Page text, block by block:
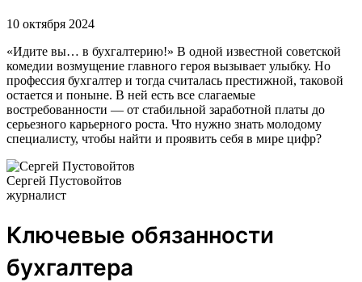
10 октября 2024
«Идите вы… в бухгалтерию!» В одной известной советской
комедии возмущение главного героя вызывает улыбку. Но
профессия бухгалтер и тогда считалась престижной, таковой
остается и поныне. В ней есть все слагаемые
востребованности — от стабильной заработной платы до
серьезного карьерного роста. Что нужно знать молодому
специалисту, чтобы найти и проявить себя в мире цифр?
Сергей Пустовойтов
журналист
Ключевые обязанности
бухгалтера